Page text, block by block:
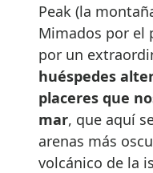
Peak (la
Mimados por el
por un
huéspedes
placeres que
mar, que aquí
arenas más
volcánico de la